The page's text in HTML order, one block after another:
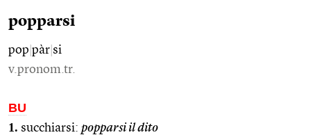
popparsi
pop pàr si
v.pronom.tr.
BU
1. succhiarsi: popparsi il dito